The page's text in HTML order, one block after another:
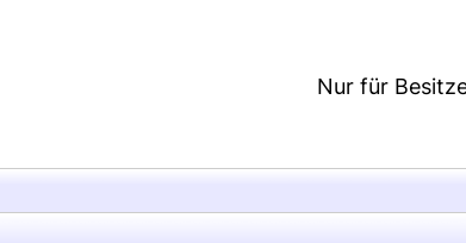
Nur für